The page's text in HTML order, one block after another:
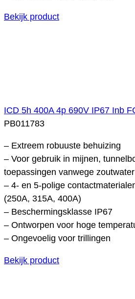
Bekijk product
ICD 5h 400A 4p 690V IP67 Inb
PB011783
– Extreem robuuste behuizing
– Voor gebruik in mijnen,
toepassingen vanwege
– 4- en 5-polige
(250A, 315A, 400A)
– Beschermingsklasse IP67
– Ontworpen voor hoge
– Ongevoelig voor trillingen
Bekijk product